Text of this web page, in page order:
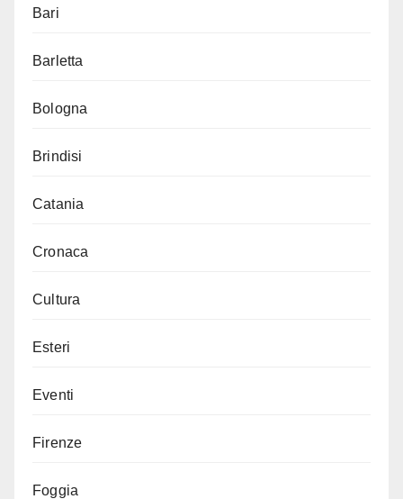
Bari
Barletta
Bologna
Brindisi
Catania
Cronaca
Cultura
Esteri
Eventi
Firenze
Foggia